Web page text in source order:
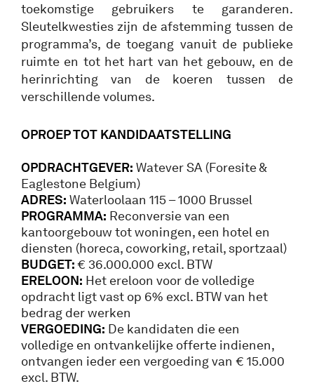
toekomstige gebruikers te garanderen.
Sleutelkwesties zijn de afstemming tussen de
programma’s, de toegang vanuit de publieke
ruimte en tot het hart van het gebouw, en de
herinrichting van de koeren tussen de
verschillende volumes.
OPROEP TOT KANDIDAATSTELLING
OPDRACHTGEVER: Watever SA (Foresite &
Eaglestone Belgium)
ADRES: Waterloolaan 115 – 1000 Brussel
PROGRAMMA: Reconversie van een
kantoorgebouw tot woningen, een hotel en
diensten (horeca, coworking, retail, sportzaal)
BUDGET:€ 36.000.000 excl. BTW
ERELOON: Het ereloon voor de volledige
opdracht ligt vast op 6% excl. BTW van het
bedrag der werken
VERGOEDING: De kandidaten die een
volledige en ontvankelijke offerte indienen,
ontvangen ieder een vergoeding van € 15.000
excl. BTW.